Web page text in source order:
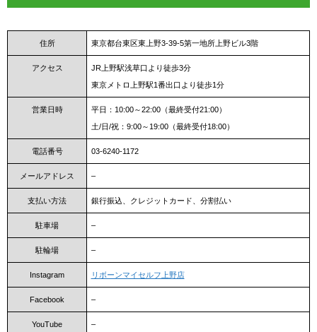
住所 東京都台東区東上野3-39-5第一地所上野ビル3階
アクセス
JR上野駅浅草口より徒歩3分
東京メトロ上野駅1番出口より徒歩1分
営業日時
平日：10:00～22:00（最終受付21:00）
土/日/祝：9:00～19:00（最終受付18:00）
電話番号 03-6240-1172
メールアドレス –
支払い方法 銀行振込、クレジットカード、分割払い
駐車場 –
駐輪場 –
Instagram リボーンマイセルフ上野店
Facebook –
YouTube –